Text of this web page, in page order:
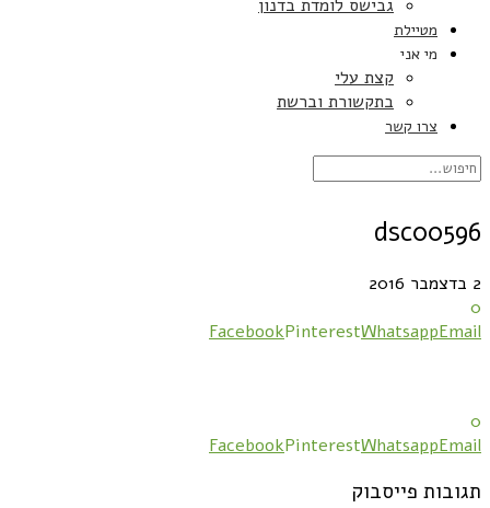
גבישס לומדת בדנון
מטיילת
מי אני
קצת עלי
בתקשורת וברשת
צרו קשר
dsc00596
2 בדצמבר 2016
0
FacebookPinterestWhatsappEmail
0
FacebookPinterestWhatsappEmail
תגובות פייסבוק